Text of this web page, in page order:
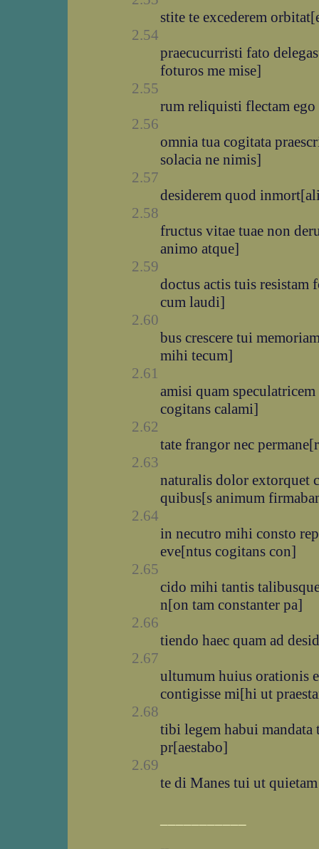
stite te excederem
2.54
praecucurristi fato
foturos me mise]
2.55
rum reliquisti flectam ego
2.56
omnia tua cogitata
solacia ne nimis]
2.57
desiderem quod
2.58
fructus vitae tuae non
animo atque]
2.59
doctus actis tuis
cum laudi]
2.60
bus crescere tui
mihi tecum]
2.61
amisi quam
cogitans calami]
2.62
tate frangor nec
2.63
naturalis dolor extorquet
quibus[s animum
2.64
in necutro mihi consto
eve[ntus cogitans con]
2.65
cido mihi tantis
n[on tam constanter pa]
2.66
tiendo haec quam ad
2.67
ultumum huius orationis
contigisse mi[hi ut
2.68
tibi legem habui
pr[aestabo]
2.69
te di Manes tui ut